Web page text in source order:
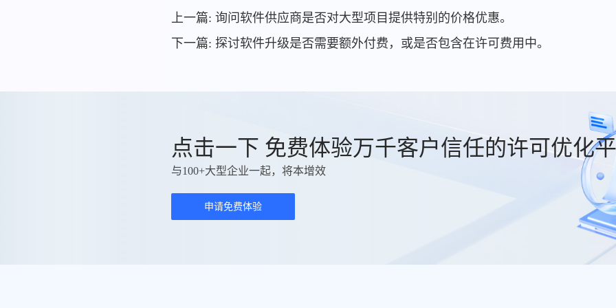
上一篇: 询问软件供应商是否对大型项目提供特别的价格优惠。
下一篇: 探讨软件升级是否需要额外付费，或是否包含在许可费用中。
点击一下 免费体验万千客户信任的许可优化
与100+大型企业一起，将本增效
申请免费体验